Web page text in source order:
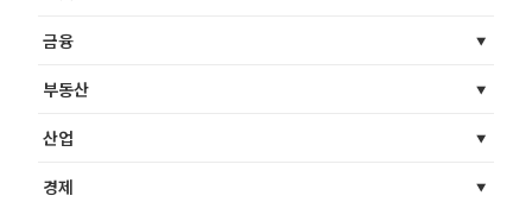
금융
부동산
산업
경제